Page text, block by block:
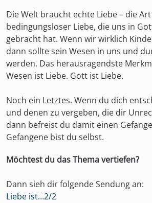
Die Welt braucht echte Liebe – die
bedingungsloser Liebe, die uns in
gebracht hat. Wenn wir wirklich
dann sollte sein Wesen in uns und
werden. Das herausragendste
Wesen ist Liebe. Gott ist Liebe.
Noch ein Letztes. Wenn du dich
und denen zu vergeben, die dir
dann befreist du damit einen
Gefangene bist du selbst.
Möchtest du das Thema vertiefen?
Dann sieh dir folgende Sendung an:
Liebe ist…2/2